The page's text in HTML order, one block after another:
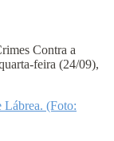
Contra a
feira (24/09),